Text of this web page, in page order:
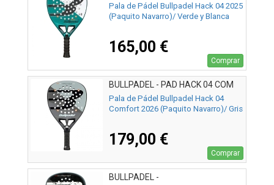
Pala de Pádel Bullpadel Hack 04 2025
(Paquito Navarro)/ Verde y Blanca
165,00 €
Comprar
BULLPADEL - PAD HACK 04 COM
26
Pala de Pádel Bullpadel Hack 04
Comfort 2026 (Paquito Navarro)/ Gris
179,00 €
Comprar
BULLPADEL -